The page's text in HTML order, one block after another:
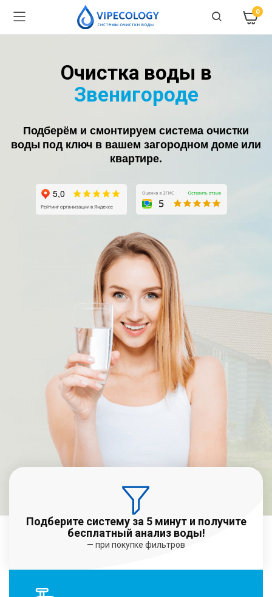
0
Очистка воды в
Звенигороде
Подберём и смонтируем система очистки
воды под ключ в вашем загородном доме или
квартире.
Подберите систему за 5 минут и получите
бесплатный анализ воды!
— при покупке фильтров